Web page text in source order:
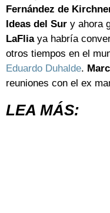
Fernández de
Ideas del Sur y ahora
LaFliaya habría
otros tiempos en el
Eduardo Duhalde.
reuniones con el ex
LEA MÁS: